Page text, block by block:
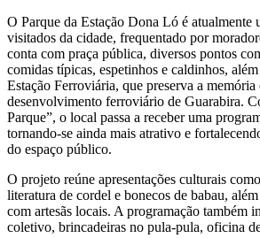
O Parque da Estação Dona Ló é atualmente
visitados da cidade, frequentado por
conta com praça pública, diversos pontos
comidas típicas, espetinhos e caldinhos,
Estação Ferroviária, que preserva a
desenvolvimento ferroviário de Guarabira.
Parque”, o local passa a receber uma
tornando-se ainda mais atrativo e
do espaço público.
O projeto reúne apresentações culturais
literatura de cordel e bonecos de babau,
com artesãs locais. A programação também
coletivo, brincadeiras no pula-pula, oficina